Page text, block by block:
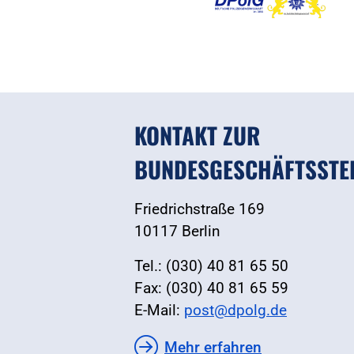
KONTAKT ZUR
Friedrichstraße 169
10117 Berlin
Tel.: (030) 40 81 65 50
Fax: (030) 40 81 65 59
E-Mail: post@dpolg.de
Mehr erfahren